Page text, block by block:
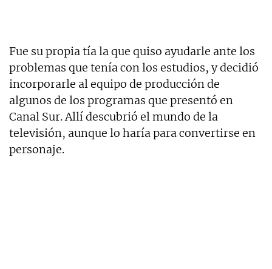
Fue su propia tía la que quiso ayudarle ante los
problemas que tenía con los estudios, y decidió
incorporarle al equipo de producción de
algunos de los programas que presentó en
Canal Sur. Allí descubrió el mundo de la
televisión, aunque lo haría para convertirse en
personaje.